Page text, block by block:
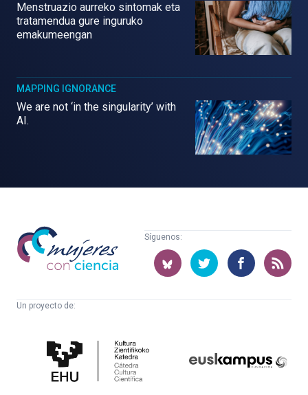
Menstruazio aurreko sintomak eta
tratamendua gure inguruko
emakumeengan
MAPPING IGNORANCE
We are not ‘in the singularity’ with
AI.
Mujeres
con
ciencia
Síguenos:
Un proyecto de:
Cultura
Científica